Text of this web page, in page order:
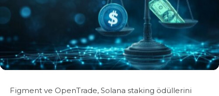
Figment ve OpenTrade, Solana staking ödüllerini